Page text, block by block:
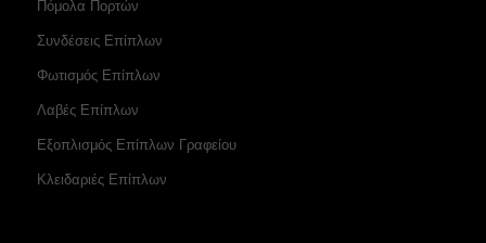
Πόμολα Πορτών
Συνδέσεις Επίπλων
Φωτισμός Επίπλων
Λαβές Επίπλων
Εξοπλισμός Επίπλων Γραφείου
Κλειδαριές Επίπλων